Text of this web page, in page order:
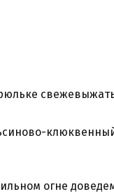
огне